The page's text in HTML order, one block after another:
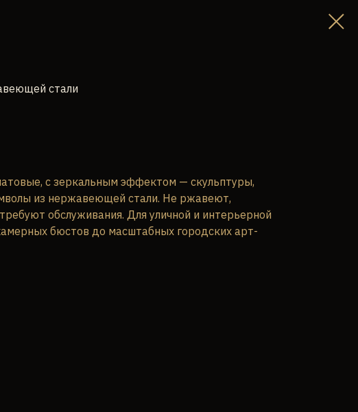
стали
с зеркальным эффектом — скульптуры,
из нержавеющей стали. Не ржавеют,
обслуживания. Для уличной и интерьерной
бюстов до масштабных городских арт-